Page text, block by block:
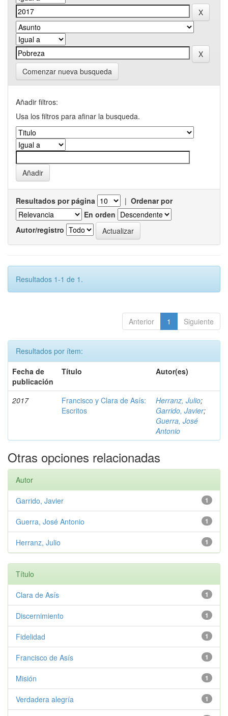
Comenzar nueva busqueda
Añadir filtros:
Usa los filtros para afinar la busqueda.
Resultados por página | Ordenar por
En orden
Autor/registro
Resultados 1-1 de 1.
Anterior 1 Siguiente
Resultados por ítem:
Fecha de
publicación
Título Autor(es)
2017
Francisco y Clara de Asís:
Escritos
Herranz, Julio;
Garrido, Javier;
Guerra, José
Antonio
Otras opciones relacionadas
Autor
1
Garrido, Javier
1
Guerra, José Antonio
1
Herranz, Julio
Título
1
Clara de Asís
1
Discernimiento
1
Fidelidad
1
Francisco de Asís
1
Misión
1
Verdadera alegría